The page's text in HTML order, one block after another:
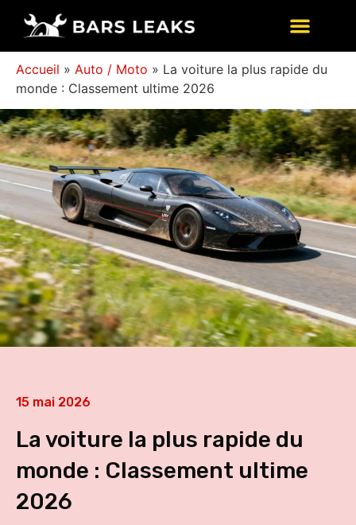
Accueil » Auto / Moto » La voiture la plus rapide du
monde : Classement ultime 2026
15 mai 2026
La voiture la plus rapide du
monde : Classement ultime
2026